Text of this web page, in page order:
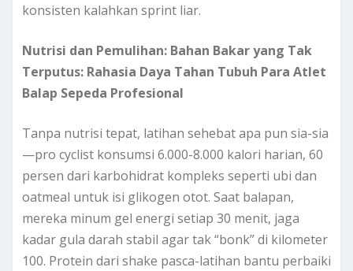
konsisten kalahkan sprint liar.
Nutrisi dan Pemulihan: Bahan Bakar yang Tak
Terputus: Rahasia Daya Tahan Tubuh Para Atlet
Balap Sepeda Profesional
Tanpa nutrisi tepat, latihan sehebat apa pun sia-sia
—pro cyclist konsumsi 6.000-8.000 kalori harian, 60
persen dari karbohidrat kompleks seperti ubi dan
oatmeal untuk isi glikogen otot. Saat balapan,
mereka minum gel energi setiap 30 menit, jaga
kadar gula darah stabil agar tak “bonk” di kilometer
100. Protein dari shake pasca-latihan bantu perbaiki